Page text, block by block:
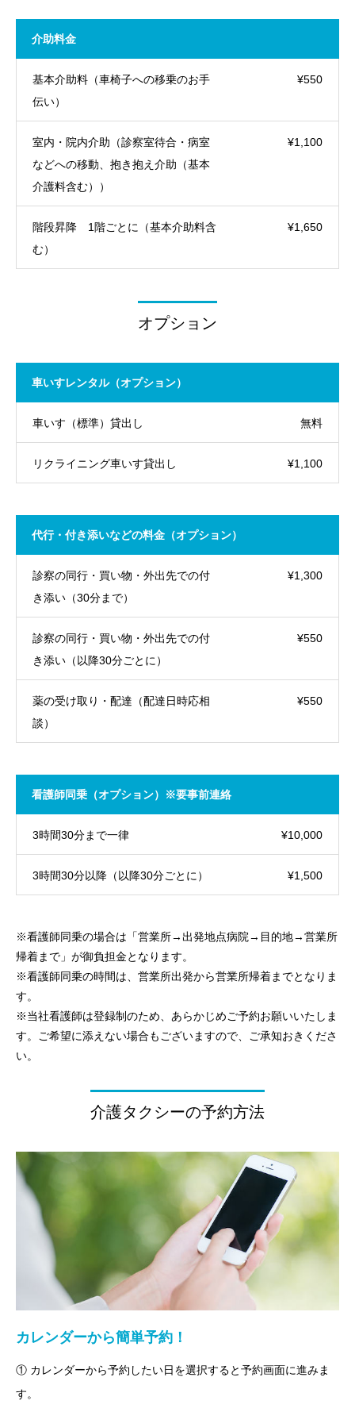
介助料金
基本介助料（車椅子への移乗のお手
伝い）
¥550
室内・院内介助（診察室待合・病室
などへの移動、抱き抱え介助（基本
介護料含む））
¥1,100
階段昇降 1階ごとに（基本介助料含
む）
¥1,650
オプション
車いすレンタル（オプション）
車いす（標準）貸出し 無料
リクライニング車いす貸出し ¥1,100
代行・付き添いなどの料金（オプション）
診察の同行・買い物・外出先での付
き添い（30分まで）
¥1,300
診察の同行・買い物・外出先での付
き添い（以降30分ごとに）
¥550
薬の受け取り・配達（配達日時応相
談）
¥550
看護師同乗（オプション）※要事前連絡
3時間30分まで一律 ¥10,000
3時間30分以降（以降30分ごとに） ¥1,500
※看護師同乗の場合は「営業所→出発地点病院→目的地→営業所
帰着まで」が御負担金となります。
※看護師同乗の時間は、営業所出発から営業所帰着までとなりま
す。
※当社看護師は登録制のため、あらかじめご予約お願いいたしま
す。ご希望に添えない場合もございますので、ご承知おきくださ
い。
介護タクシーの予約方法
カレンダーから簡単予約！
① カレンダーから予約したい日を選択すると予約画面に進みま
す。